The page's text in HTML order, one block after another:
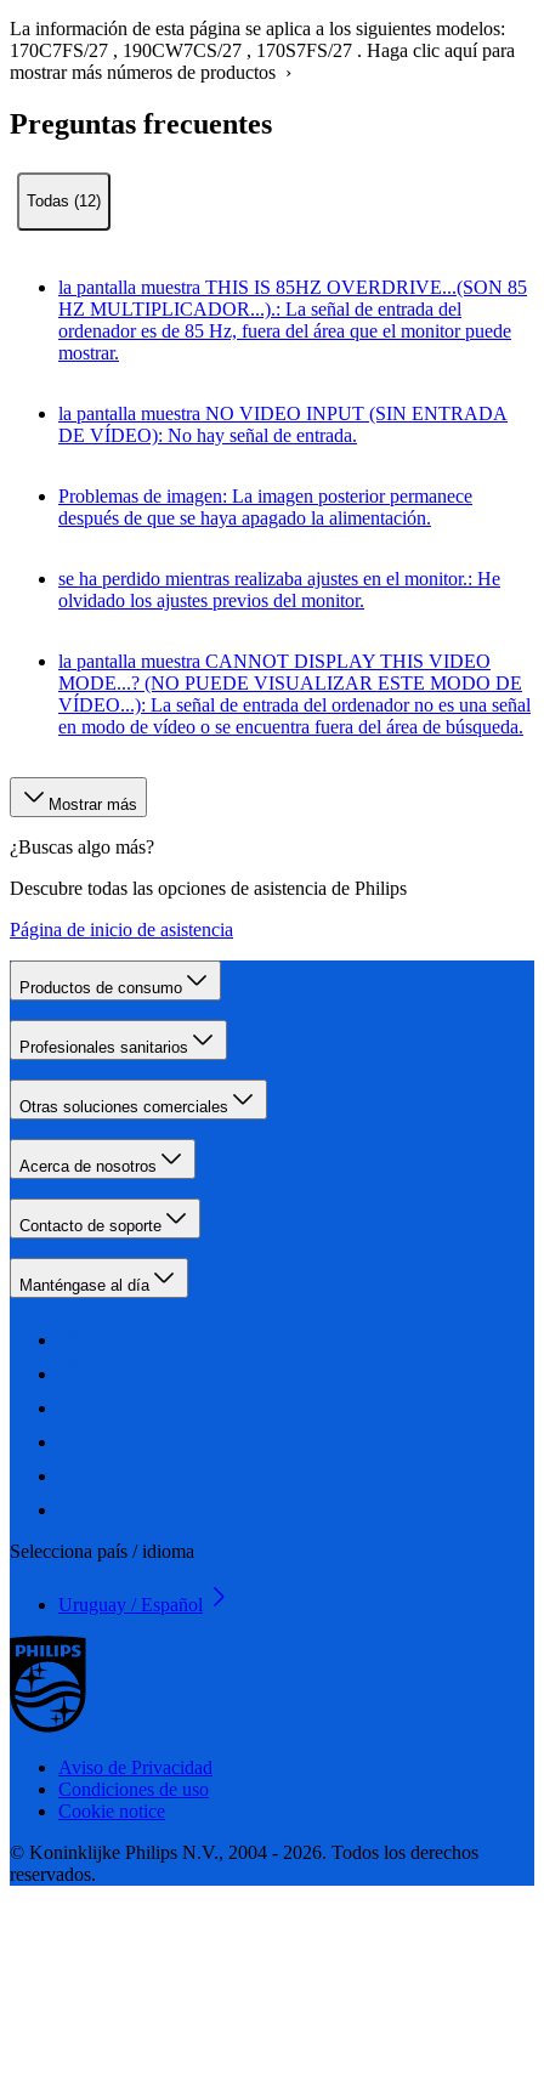
La información de esta página se aplica a los siguientes modelos:
170C7FS/27 , 190CW7CS/27 , 170S7FS/27 . Haga clic aquí para
mostrar más números de productos ›
Preguntas frecuentes
Todas (12)
la pantalla muestra THIS IS 85HZ OVERDRIVE...(SON 85
HZ MULTIPLICADOR...).: La señal de entrada del
ordenador es de 85 Hz, fuera del área que el monitor puede
mostrar.
la pantalla muestra NO VIDEO INPUT (SIN ENTRADA
DE VÍDEO): No hay señal de entrada.
Problemas de imagen: La imagen posterior permanece
después de que se haya apagado la alimentación.
se ha perdido mientras realizaba ajustes en el monitor.: He
olvidado los ajustes previos del monitor.
la pantalla muestra CANNOT DISPLAY THIS VIDEO
MODE...? (NO PUEDE VISUALIZAR ESTE MODO DE
VÍDEO...): La señal de entrada del ordenador no es una señal
en modo de vídeo o se encuentra fuera del área de búsqueda.
Mostrar más
¿Buscas algo más?
Descubre todas las opciones de asistencia de Philips
Página de inicio de asistencia
Productos de consumo
Profesionales sanitarios
Otras soluciones comerciales
Acerca de nosotros
Contacto de soporte
Manténgase al día
Selecciona país / idioma
Uruguay / Español
Aviso de Privacidad
Condiciones de uso
Cookie notice
© Koninklijke Philips N.V., 2004 - 2026. Todos los derechos
reservados.